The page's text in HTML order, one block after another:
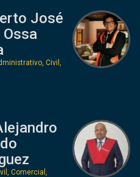
José
Ossa
Civil,
Comercial,